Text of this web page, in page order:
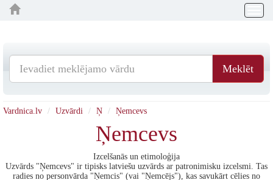
Meklēt
Vardnica.lv Uzvārdi Ņ Ņemcevs
Ņemcevs
Izcelšanās un etimoloģija
Uzvārds "Ņemcevs" ir tipisks latviešu uzvārds ar patronimisku izcelsmi. Tas
radies no personvārda "Ņemcis" (vai "Ņemcējs"), kas savukārt cēlies no